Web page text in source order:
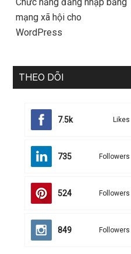
mạng xã hội cho
WordPress
THEO DÕI
7.5k Likes
735 Followers
524 Followers
849 Followers